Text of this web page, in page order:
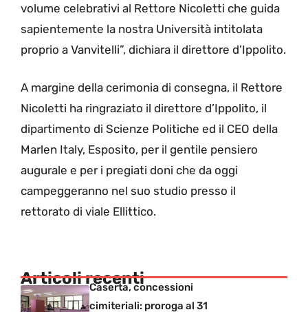
volume celebrativi al Rettore Nicoletti che guida
sapientemente la nostra Università intitolata
proprio a Vanvitelli”, dichiara il direttore d’Ippolito.
A margine della cerimonia di consegna, il Rettore
Nicoletti ha ringraziato il direttore d’Ippolito, il
dipartimento di Scienze Politiche ed il CEO della
Marlen Italy, Esposito, per il gentile pensiero
augurale e per i pregiati doni che da oggi
campeggeranno nel suo studio presso il
rettorato di viale Ellittico.
Articoli recenti
Caserta, concessioni
cimiteriali: proroga al 31